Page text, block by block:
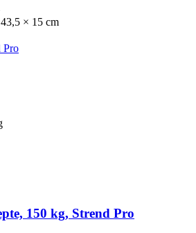
× 15 cm
Pro
150 kg, Strend Pro